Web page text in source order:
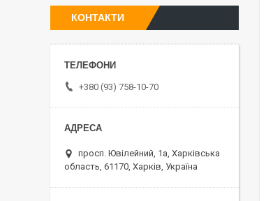
КОНТАКТИ
+380 (93) 758-10-70
просп. Ювілейний, 1а, Харківська
область, 61170, Харків, Україна